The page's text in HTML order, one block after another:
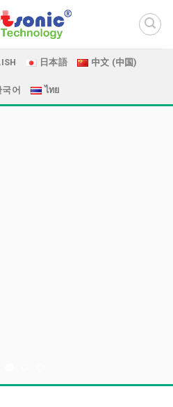
日本語 中文 (中国)
국어 ไทย